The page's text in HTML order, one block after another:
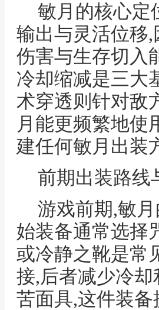
敏月的核心定
输出与灵活位移
伤害与生存切入
冷却缩减是三大
术穿透则针对敌
月能更频繁地使
建任何敏月出装
前期出装路线
游戏前期,敏
始装备通常选择
或冷静之靴是常
接,后者减少冷
苦面具,这件装